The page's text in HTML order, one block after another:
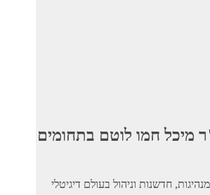
מיכל חמו לוטם בתחומים
חדשנות וניהול בעולם דיגיטלי